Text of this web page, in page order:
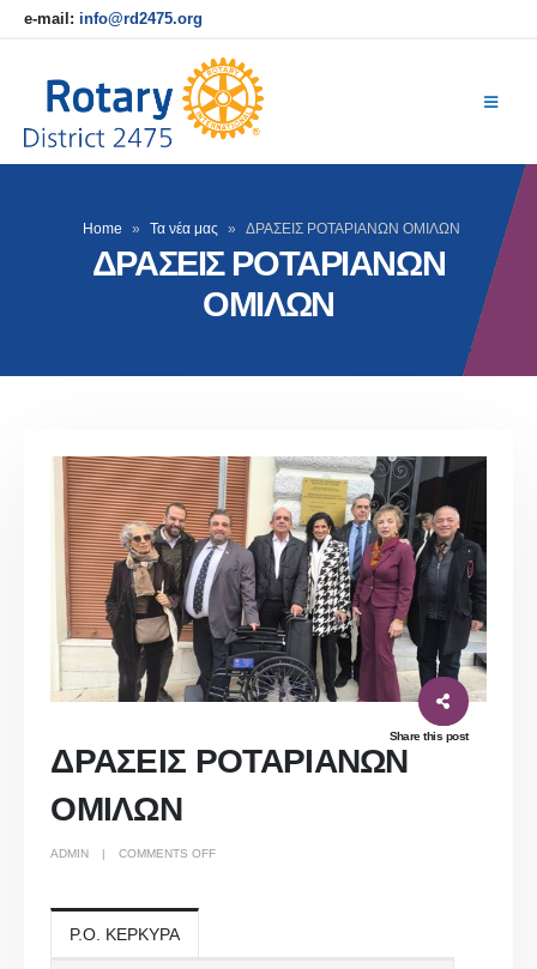
e-mail: info@rd2475.org
Home » Τα νέα μας » ΔΡΑΣΕΙΣ ΡΟΤΑΡΙΑΝΩΝ ΟΜΙΛΩΝ
ΔΡΑΣΕΙΣ ΡΟΤΑΡΙΑΝΩΝ
ΟΜΙΛΩΝ
Share this post
ΔΡΑΣΕΙΣ ΡΟΤΑΡΙΑΝΩΝ
ΟΜΙΛΩΝ
ADMIN COMMENTS OFFON
Ρ.Ο. ΚΕΡΚΥΡΑ